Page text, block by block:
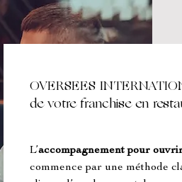
OVERSEES
de votre franchise en
L’accompagnement pour
commence par une méthode